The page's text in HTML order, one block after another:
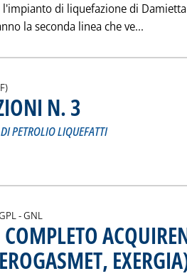
di liquefazione di
la seconda linea che ve...
N. 3
PETROLIO LIQUEFATTI
INFORMAZIONI N. 3'
notizia
- GNL